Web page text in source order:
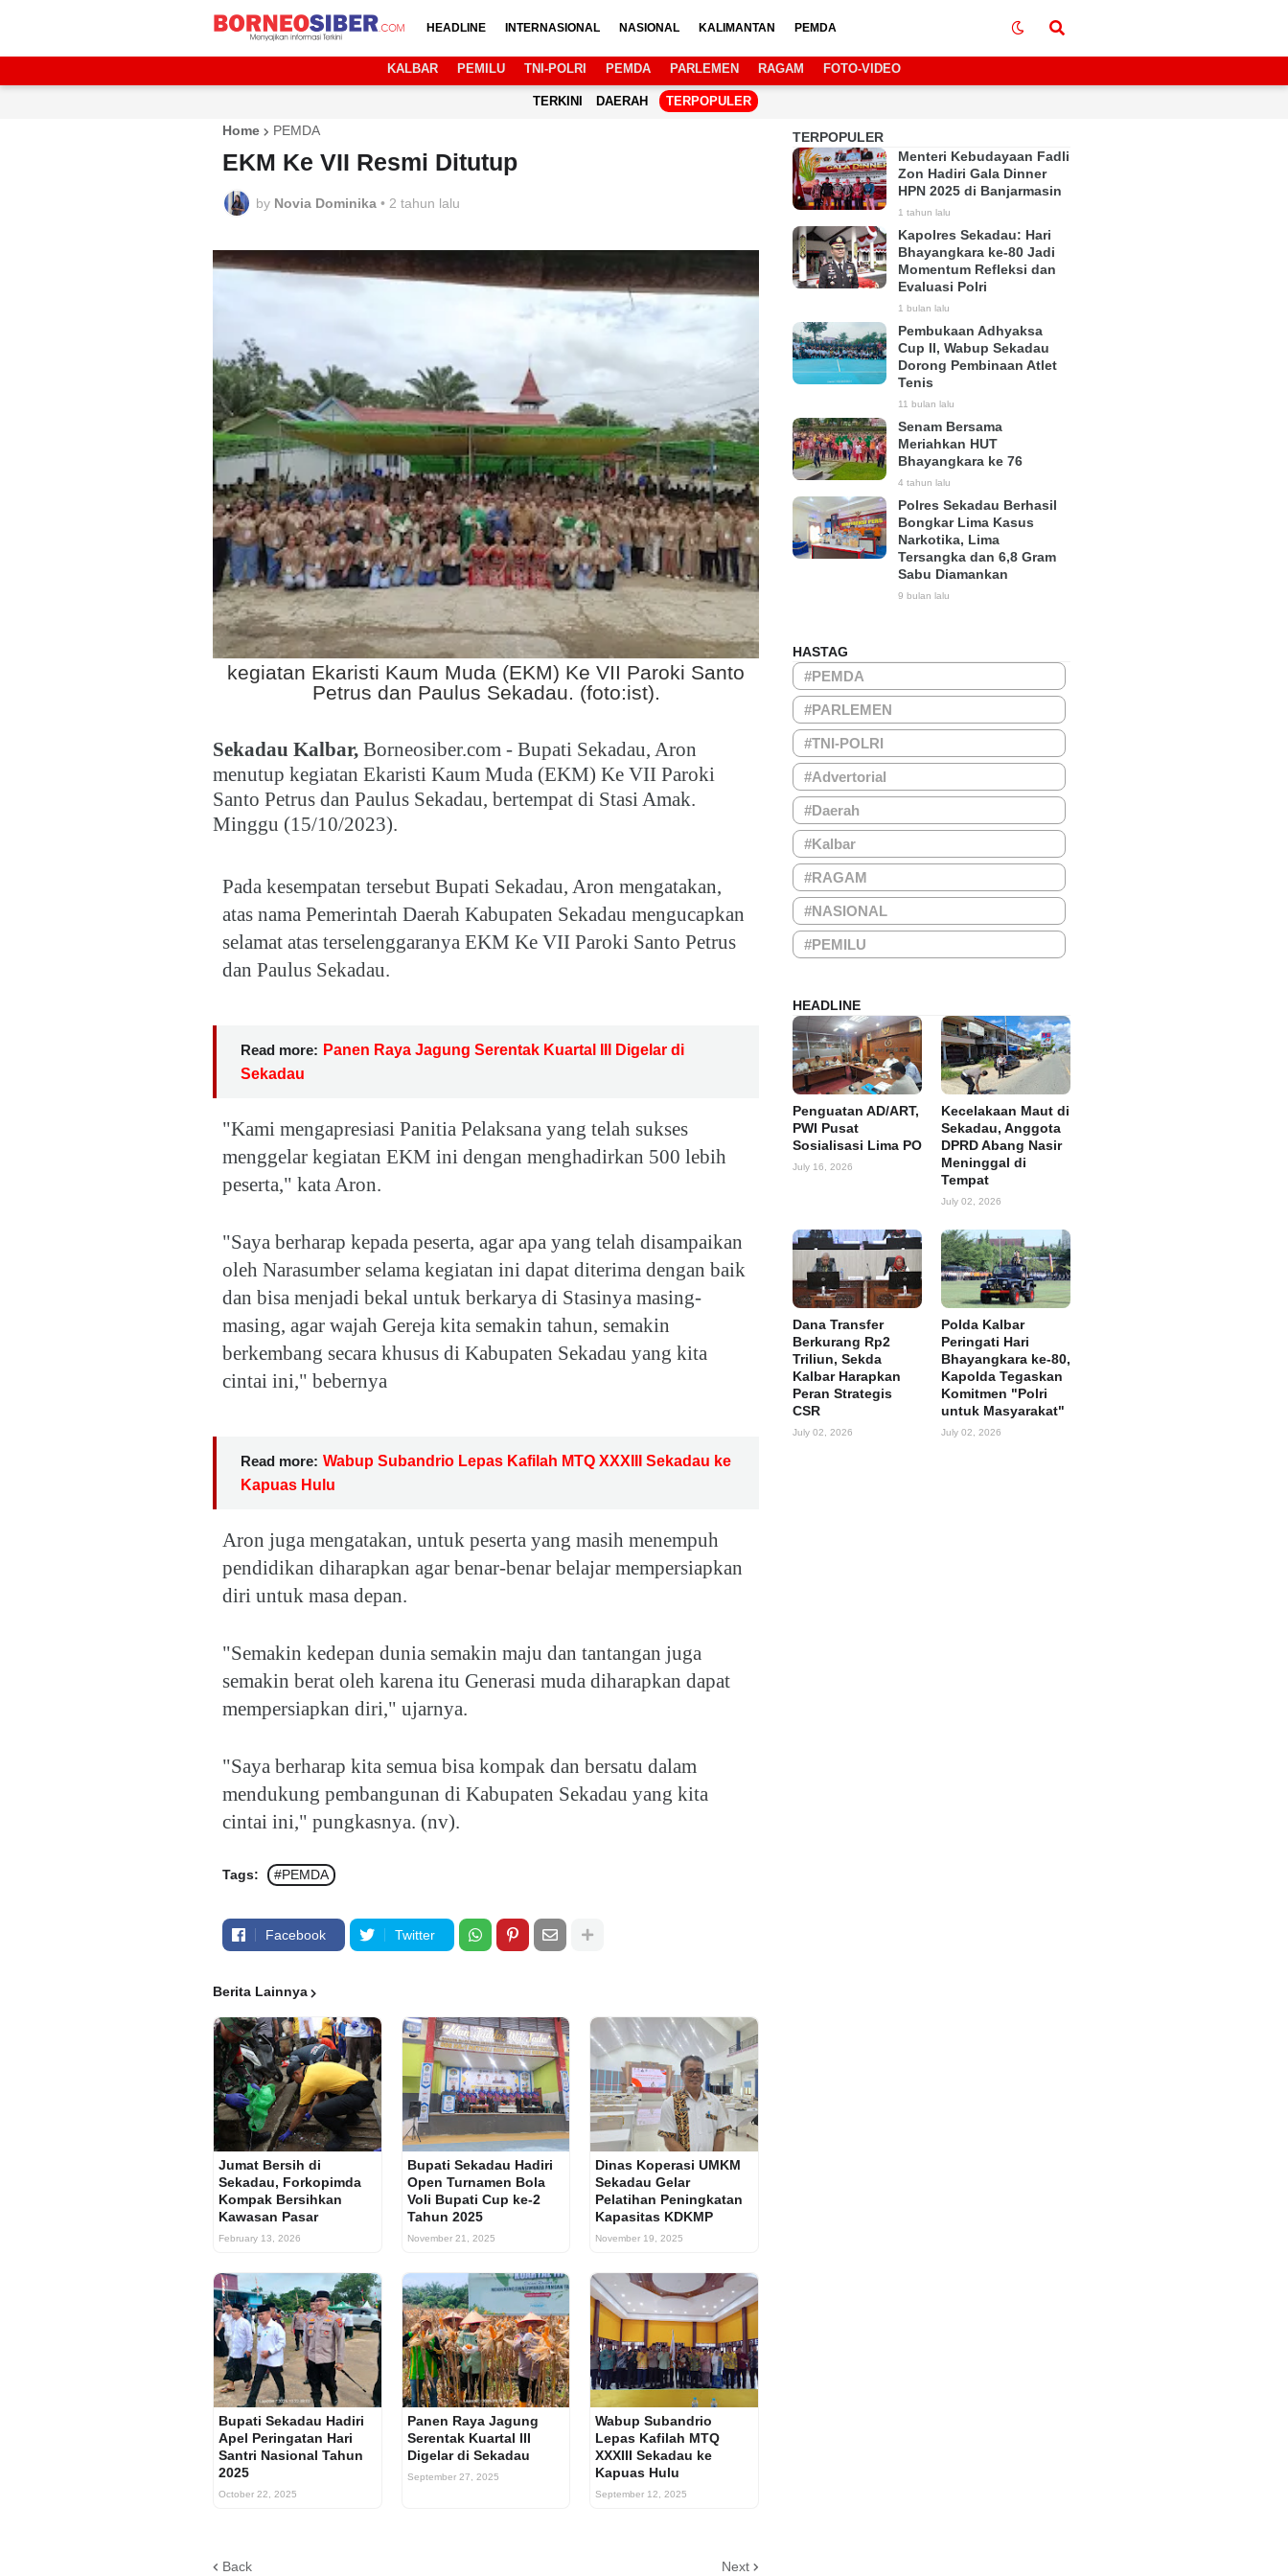
HEADLINE INTERNASIONAL NASIONAL KALIMANTAN PEMDA
KALBAR PEMILU TNI-POLRI PEMDA PARLEMEN RAGAM FOTO-VIDEO
TERKINI DAERAH TERPOPULER
Home PEMDA
EKM Ke VII Resmi Ditutup
by Novia Dominika • 2 tahun lalu
kegiatan Ekaristi Kaum Muda (EKM) Ke VII Paroki Santo
Petrus dan Paulus Sekadau. (foto:ist).
Sekadau Kalbar, Borneosiber.com - Bupati Sekadau, Aron
menutup kegiatan Ekaristi Kaum Muda (EKM) Ke VII Paroki
Santo Petrus dan Paulus Sekadau, bertempat di Stasi Amak.
Minggu (15/10/2023).
Pada kesempatan tersebut Bupati Sekadau, Aron mengatakan,
atas nama Pemerintah Daerah Kabupaten Sekadau mengucapkan
selamat atas terselenggaranya EKM Ke VII Paroki Santo Petrus
dan Paulus Sekadau.
Read more: Panen Raya Jagung Serentak Kuartal III Digelar di
Sekadau
"Kami mengapresiasi Panitia Pelaksana yang telah sukses
menggelar kegiatan EKM ini dengan menghadirkan 500 lebih
peserta," kata Aron.
"Saya berharap kepada peserta, agar apa yang telah disampaikan
oleh Narasumber selama kegiatan ini dapat diterima dengan baik
dan bisa menjadi bekal untuk berkarya di Stasinya masing-
masing, agar wajah Gereja kita semakin tahun, semakin
berkembang secara khusus di Kabupaten Sekadau yang kita
cintai ini," bebernya
Read more: Wabup Subandrio Lepas Kafilah MTQ XXXIII Sekadau ke
Kapuas Hulu
Aron juga mengatakan, untuk peserta yang masih menempuh
pendidikan diharapkan agar benar-benar belajar mempersiapkan
diri untuk masa depan.
"Semakin kedepan dunia semakin maju dan tantangan juga
semakin berat oleh karena itu Generasi muda diharapkan dapat
mempersiapkan diri," ujarnya.
"Saya berharap kita semua bisa kompak dan bersatu dalam
mendukung pembangunan di Kabupaten Sekadau yang kita
cintai ini," pungkasnya. (nv).
Tags: #PEMDA
Facebook Twitter
Berita Lainnya
Jumat Bersih di
Sekadau, Forkopimda
Kompak Bersihkan
Kawasan Pasar
February 13, 2026
Bupati Sekadau Hadiri
Open Turnamen Bola
Voli Bupati Cup ke-2
Tahun 2025
November 21, 2025
Dinas Koperasi UMKM
Sekadau Gelar
Pelatihan Peningkatan
Kapasitas KDKMP
November 19, 2025
Bupati Sekadau Hadiri
Apel Peringatan Hari
Santri Nasional Tahun
2025
October 22, 2025
Panen Raya Jagung
Serentak Kuartal III
Digelar di Sekadau
September 27, 2025
Wabup Subandrio
Lepas Kafilah MTQ
XXXIII Sekadau ke
Kapuas Hulu
September 12, 2025
Back Next
TERPOPULER
Menteri Kebudayaan Fadli
Zon Hadiri Gala Dinner
HPN 2025 di Banjarmasin
1 tahun lalu
Kapolres Sekadau: Hari
Bhayangkara ke-80 Jadi
Momentum Refleksi dan
Evaluasi Polri
1 bulan lalu
Pembukaan Adhyaksa
Cup II, Wabup Sekadau
Dorong Pembinaan Atlet
Tenis
11 bulan lalu
Senam Bersama
Meriahkan HUT
Bhayangkara ke 76
4 tahun lalu
Polres Sekadau Berhasil
Bongkar Lima Kasus
Narkotika, Lima
Tersangka dan 6,8 Gram
Sabu Diamankan
9 bulan lalu
HASTAG
#PEMDA
#PARLEMEN
#TNI-POLRI
#Advertorial
#Daerah
#Kalbar
#RAGAM
#NASIONAL
#PEMILU
HEADLINE
Penguatan AD/ART,
PWI Pusat
Sosialisasi Lima PO
July 16, 2026
Kecelakaan Maut di
Sekadau, Anggota
DPRD Abang Nasir
Meninggal di
Tempat
July 02, 2026
Dana Transfer
Berkurang Rp2
Triliun, Sekda
Kalbar Harapkan
Peran Strategis
CSR
July 02, 2026
Polda Kalbar
Peringati Hari
Bhayangkara ke-80,
Kapolda Tegaskan
Komitmen "Polri
untuk Masyarakat"
July 02, 2026